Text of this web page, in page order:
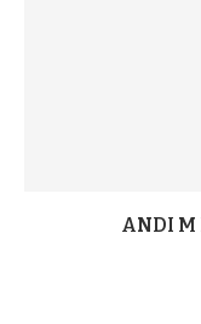
ANDI M